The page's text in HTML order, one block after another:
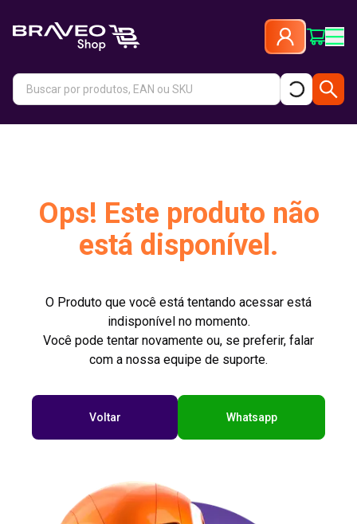
Ops! Este produto não
está disponível.
O Produto que você está tentando acessar está
indisponível no momento.
Você pode tentar novamente ou, se preferir, falar
com a nossa equipe de suporte.
Voltar Whatsapp